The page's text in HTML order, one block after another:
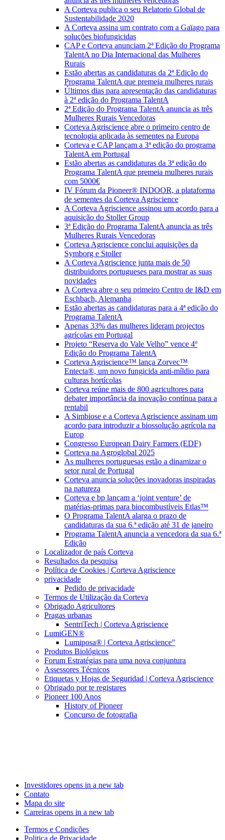
A Corteva publica o seu Relatorio Global de
Sustentabilidade 2020
A Corteva assina um contrato com a Gaïago para
soluções biofungicidas
CAP e Corteva anunciam 2ª Edição do Programa
TalentA no Dia Internacional das Mulheres
Rurais
Estão abertas as candidaturas da 2ª Edição do
Programa TalentA que premeia mulheres rurais
Últimos dias para apresentação das candidaturas
à 2ª edição do Programa TalentA
2ª Edição do Programa TalentA anuncia as três
Mulheres Rurais Vencedoras
Corteva Agriscience abre o primeiro centro de
tecnologia aplicada às sementes na Europa
Corteva e CAP lançam a 3ª edição do programa
TalentA em Portugal
Estão abertas as candidaturas da 3ª edição do
Programa TalentA que premeia mulheres rurais
com 5000€
IV Fórum da Pioneer® INDOOR, a plataforma
de sementes da Corteva Agriscience
A Corteva Agriscience assinou um acordo para a
aquisição do Stoller Group
3ª Edição do Programa TalentA anuncia as três
Mulheres Rurais Vencedoras
Corteva Agriscience conclui aquisições da
Symborg e Stoller
A Corteva Agriscience junta mais de 50
distribuidores portugueses para mostrar as suas
novidades
A Corteva abre o seu primeiro Centro de I&D em
Eschbach, Alemanha
Estão abertas as candidaturas para a 4ª edição do
Programa TalentA
Apenas 33% das mulheres lideram projectos
agrícolas em Portugal
Projeto “Reserva do Vale Velho” vence 4º
Edição do Programa TalentA
Corteva Agriscience™ lança Zorvec™
Entecta®, um novo fungicida anti-míldio para
culturas hortícolas
Corteva reúne mais de 800 agricultores para
debater importância da inovação contínua para a
rentabil
A Simbiose e a Corteva Agriscience assinam um
acordo para introduzir a biossolução agrícola na
Europ
Congresso European Dairy Farmers (EDF)
Corteva na Agroglobal 2025
As mulheres portuguesas estão a dinamizar o
setor rural de Portugal
Corteva anuncia soluções inovadoras inspiradas
na natureza
Corteva e bp lançam a ‘joint venture’ de
matérias-primas para biocombustíveis Etlas™
O Programa TalentA alarga o prazo de
candidaturas da sua 6.ª edição até 31 de janeiro
Programa TalentA anuncia a vencedora da sua 6.ª
Edição
Localizador de país Corteva
Resultados da pesquisa
Política de Cookies | Corteva Agriscience
privacidade
Pedido de privacidade
Termos de Utilização da Corteva
Obrigado Agricultores
Pragas urbanas
SentriTech | Corteva Agriscience
LumiGEN®
Lumiposa® | Corteva Agriscience"
Produtos Biológicos
Forum Estratégias para uma nova conjuntura
Assessores Técnicos
Etiquetas y Hojas de Seguridad | Corteva Agriscience
Obrigado por te registares
Pioneer 100 Anos
History of Pioneer
Concurso de fotografia
Investidores opens in a new tab
Contato
Mapa do site
Carreiras opens in a new tab
Termos e Condições